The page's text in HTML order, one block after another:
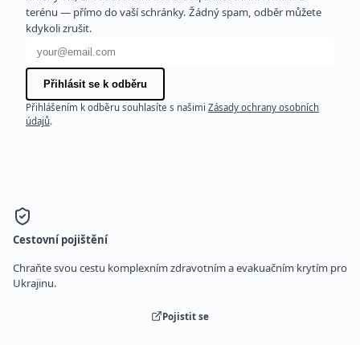
terénu — přímo do vaší schránky. Žádný spam, odběr můžete
kdykoli zrušit.
E-mailová adresa
Přihlásit se k odběru
Přihlášením k odběru souhlasíte s našimi Zásady ochrany osobních
údajů.
Cestovní pojištění
Chraňte svou cestu komplexním zdravotním a evakuačním krytím pro
Ukrajinu.
Pojistit se